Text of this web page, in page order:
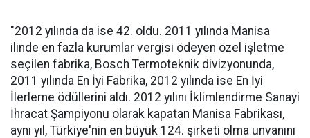
"2012 yılında da ise 42. oldu. 2011 yılında Manisa
ilinde en fazla kurumlar vergisi ödeyen özel işletme
seçilen fabrika, Bosch Termoteknik divizyonunda,
2011 yılında En İyi Fabrika, 2012 yılında ise En İyi
İlerleme ödüllerini aldı. 2012 yılını İklimlendirme Sanayi
İhracat Şampiyonu olarak kapatan Manisa Fabrikası,
aynı yıl, Türkiye'nin en büyük 124. şirketi olma unvanını